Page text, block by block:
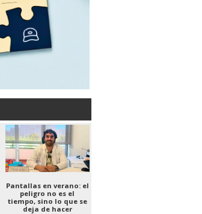
Pantallas en verano: el
peligro no es el
tiempo, sino lo que se
deja de hacer